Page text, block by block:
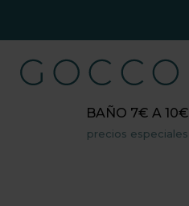
BAÑO 7€ A 10€
precios especiales